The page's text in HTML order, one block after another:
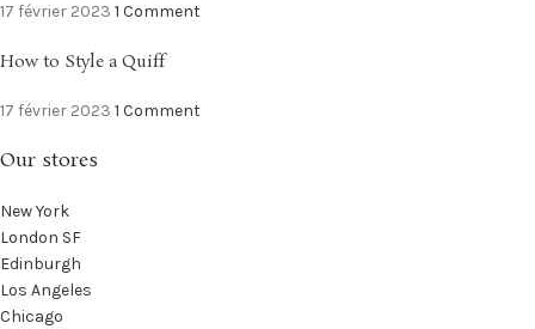
17 février 2023 1 Comment
How to Style a Quiff
17 février 2023 1 Comment
Our stores
New York
London SF
Edinburgh
Los Angeles
Chicago